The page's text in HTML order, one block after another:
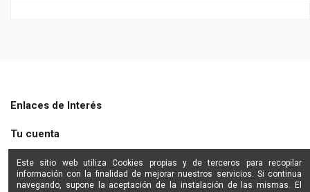
Enlaces de Interés
Tu cuenta
Shine Star
Este sitio web utiliza Cookies propias y de terceros para recopilar
información con la finalidad de mejorar nuestros servicios. Si continua
navegando, supone la aceptación de la instalación de las mismas. El